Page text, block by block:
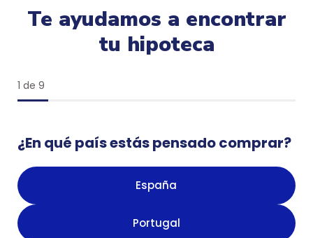
Te ayudamos a encontrar
tu hipoteca
1 de 9
¿En qué país estás pensado comprar?
España
Portugal